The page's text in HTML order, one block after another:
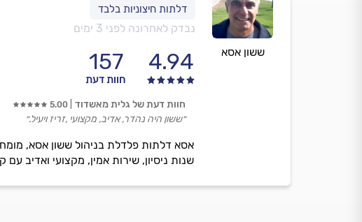
ששון אסא
נבדק לאחרונה לפני 3 ימים
4.94
157
חוות דעת
שנות ניסיון, שירות אמין, מקצועי ואדיב
חוות דעת של גלית מאשדוד 5.00
״ששון היה נהדר, אדיב, מקצועי ,זריז ויעיל.״